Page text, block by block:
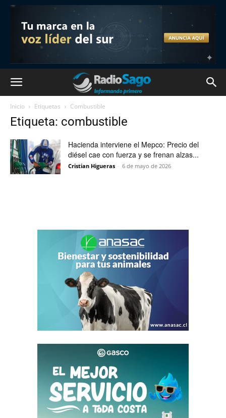
Inicio Etiquetas Combustible
Etiqueta: combustible
Hacienda interviene el Mepco: Precio del
diésel cae con fuerza y se frenan alzas...
Cristian Higueras - 6 de mayo de 2026